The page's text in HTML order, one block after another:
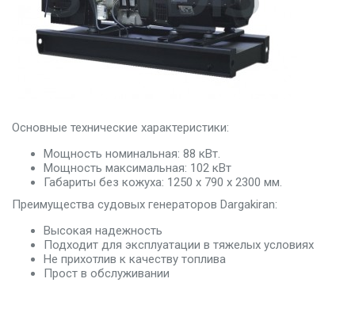
Основные технические характеристики:
Мощность номинальная: 88 кВт.
Мощность максимальная: 102 кВт
Габариты без кожуха: 1250 x 790 x 2300 мм.
Преимущества судовых генераторов Dargakiran:
Высокая надежность
Подходит для эксплуатации в тяжелых условиях
Не прихотлив к качеству топлива
Прост в обслуживании